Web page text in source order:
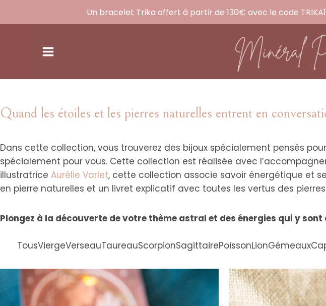
Quand les étoiles et les pierres naturelles entrent en
Dans cette collection, vous trouverez des bijoux spécialement pensés
spécialement pour vous. Cette collection est réalisée avec
illustratrice Aurélie Varlet, cette collection associe savoir énergétique et
en pierre naturelles et un livret explicatif avec toutes les vertus des
Plongez à la découverte de votre thème astral et des énergies qui y sont
TousViergeVerseauTaureauScorpionSagittairePoissonLionGémeaux
Un bracelet Trika offert à partir de 130€ avec le code